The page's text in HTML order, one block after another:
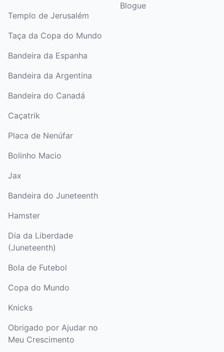
Templo de Jerusalém
Taça da Copa do Mundo
Bandeira da Espanha
Bandeira da Argentina
Bandeira do Canadá
Caçatrik
Placa de Nenúfar
Bolinho Macio
Jax
Bandeira do Juneteenth
Hamster
Dia da Liberdade
(Juneteenth)
Bola de Futebol
Copa do Mundo
Knicks
Obrigado por Ajudar no
Meu Crescimento
Blogue